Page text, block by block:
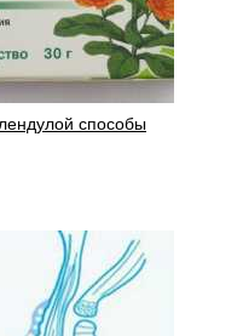
способы